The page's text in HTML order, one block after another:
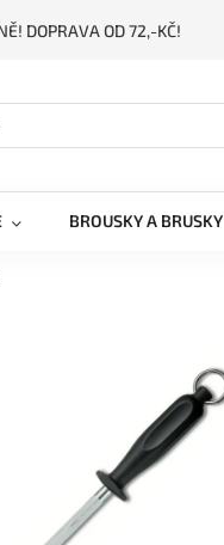
DOPRAVA OD 72,-KČ!
BROUSKY A BRUSKY